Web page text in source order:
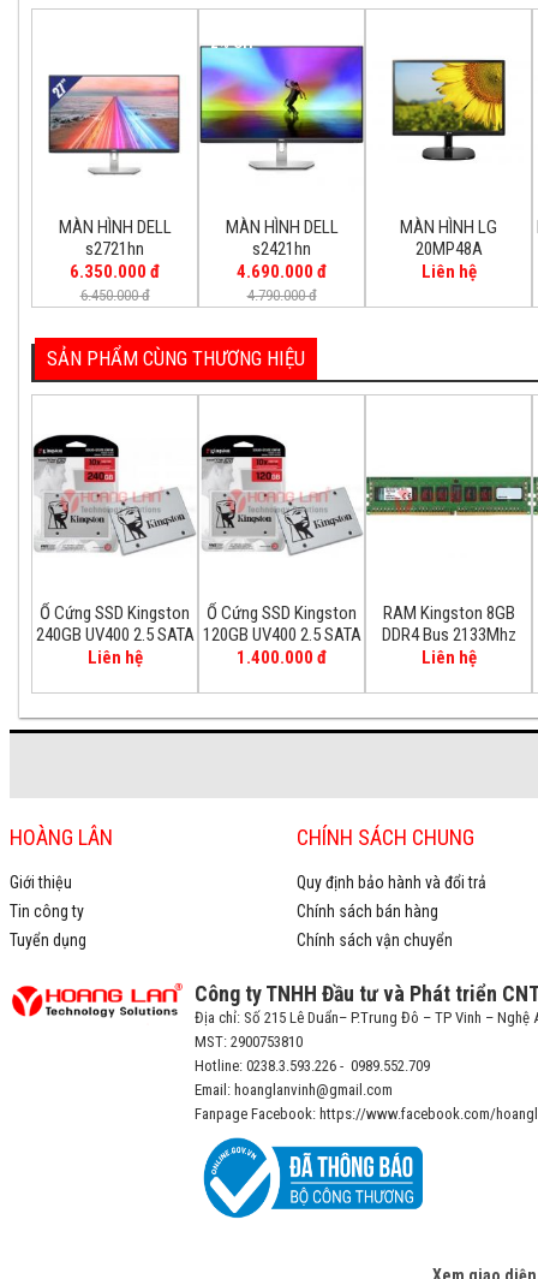
MÀN HÌNH DELL
s2721hn
6.350.000 đ
6.450.000 đ
2% Off
MÀN HÌNH DELL
s2421hn
4.690.000 đ
4.790.000 đ
MÀN HÌNH LG
20MP48A
Liên hệ
SẢN PHẨM CÙNG THƯƠNG HIỆU
Ổ Cứng SSD Kingston
240GB UV400 2.5 SATA
Liên hệ
Ổ Cứng SSD Kingston
120GB UV400 2.5 SATA
1.400.000 đ
RAM Kingston 8GB
DDR4 Bus 2133Mhz
Liên hệ
HOÀNG LÂN
Giới thiệu
Tin công ty
Tuyển dụng
CHÍNH SÁCH CHUNG
Quy định bảo hành và đổi trả
Chính sách bán hàng
Chính sách vận chuyển
Công ty TNHH Đầu tư và Phát triển
Địa chỉ: Số 215 Lê Duẩn– P.Trung Đô – TP Vinh – Nghệ
MST: 2900753810
Hotline: 0238.3.593.226 - 0989.552.709
Email: hoanglanvinh@gmail.com
Fanpage Facebook: https://www.facebook.com/